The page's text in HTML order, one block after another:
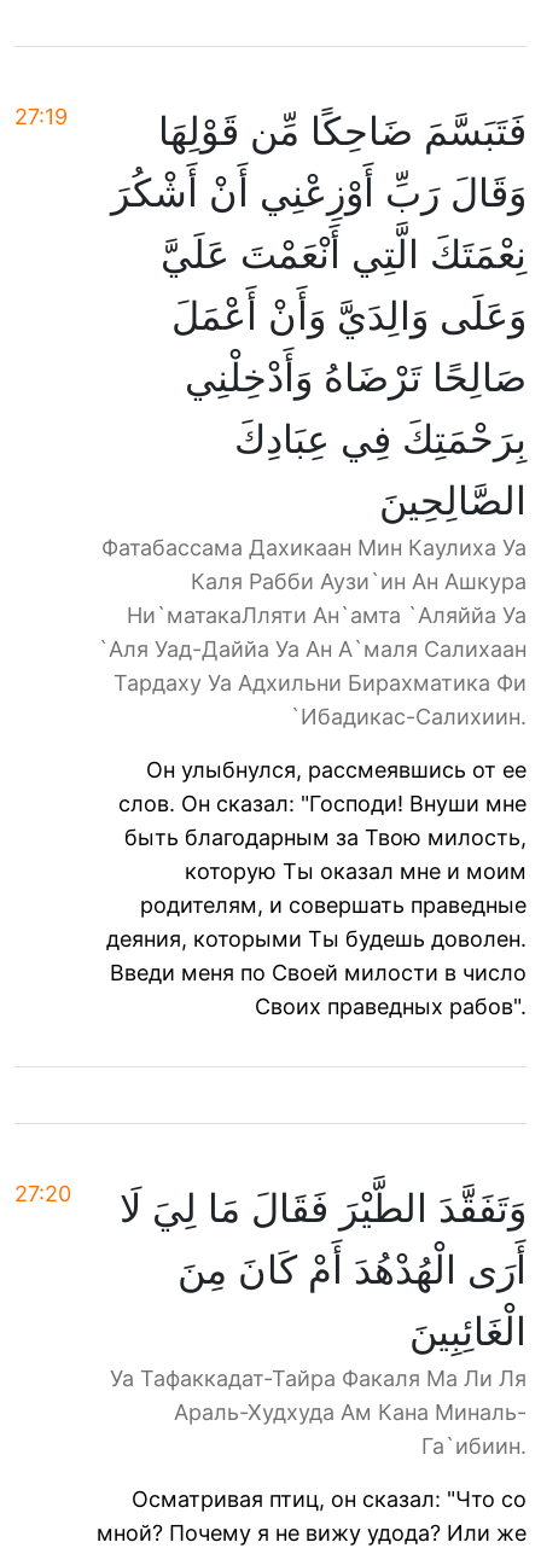
27:19
فَتَبَسَّمَ ضَاحِكًا مِّن قَوْلِهَا
وَقَالَ رَبِّ أَوْزِعْنِي أَنْ أَشْكُرَ
نِعْمَتَكَ الَّتِي أَنْعَمْتَ عَلَيَّ
وَعَلَى وَالِدَيَّ وَأَنْ أَعْمَلَ
صَالِحًا تَرْضَاهُ وَأَدْخِلْنِي
بِرَحْمَتِكَ فِي عِبَادِكَ
الصَّالِحِينَ
Фатабассама Дахикаан Мин Каулиха Уа
Каля Рабби Аузи`ин Ан Ашкура
Ни`матакаЛляти Ан`амта `Аляййа Уа
`Аля Уад-Даййа Уа Ан А`маля Салихаан
Тардаху Уа Адхильни Бирахматика Фи
`Ибадикас-Салихиин.
Он улыбнулся, рассмеявшись от ее
слов. Он сказал: "Господи! Внуши мне
быть благодарным за Твою милость,
которую Ты оказал мне и моим
родителям, и совершать праведные
деяния, которыми Ты будешь доволен.
Введи меня по Своей милости в число
Своих праведных рабов".
27:20
وَتَفَقَّدَ الطَّيْرَ فَقَالَ مَا لِيَ لَا
أَرَى الْهُدْهُدَ أَمْ كَانَ مِنَ
الْغَائِبِينَ
Уа Тафаккадат-Тайра Факаля Ма Ли Ля
Араль-Худхуда Ам Кана Миналь-
Га`ибиин.
Осматривая птиц, он сказал: "Что со
мной? Почему я не вижу удода? Или же